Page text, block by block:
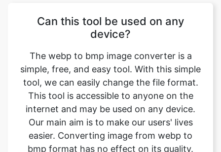
simple, free, and easy tool. With this simple
tool, we can easily change the file format.
This tool is accessible to anyone on the
internet and may be used on any device.
Our main aim is to make our users' lives
easier. Converting image from webp to
bmp format has no effect on its quality.
The quality of the file will be similar to the
original. This tool is completly safe to use
we do not collect any information. This is